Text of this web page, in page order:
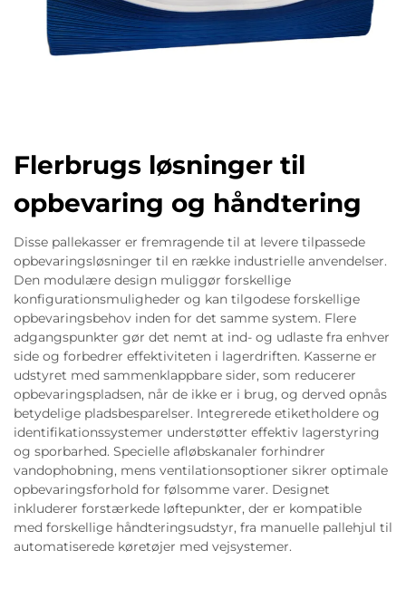
Flerbrugs løsninger til
opbevaring og håndtering
Disse pallekasser er fremragende til at levere tilpassede
opbevaringsløsninger til en række industrielle anvendelser.
Den modulære design muliggør forskellige
konfigurationsmuligheder og kan tilgodese forskellige
opbevaringsbehov inden for det samme system. Flere
adgangspunkter gør det nemt at ind- og udlaste fra enhver
side og forbedrer effektiviteten i lagerdriften. Kasserne er
udstyret med sammenklappbare sider, som reducerer
opbevaringspladsen, når de ikke er i brug, og derved opnås
betydelige pladsbesparelser. Integrerede etiketholdere og
identifikationssystemer understøtter effektiv lagerstyring
og sporbarhed. Specielle afløbskanaler forhindrer
vandophobning, mens ventilationsoptioner sikrer optimale
opbevaringsforhold for følsomme varer. Designet
inkluderer forstærkede løftepunkter, der er kompatible
med forskellige håndteringsudstyr, fra manuelle pallehjul til
automatiserede køretøjer med vejsystemer.